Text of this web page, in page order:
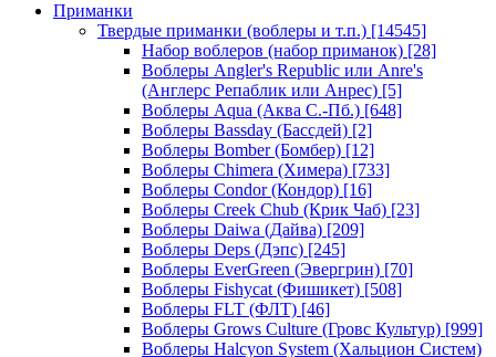
Приманки
Твердые приманки (воблеры и т.п.) [14545]
Набор воблеров (набор приманок) [28]
Воблеры Angler's Republic или Anre's
(Англерс Репаблик или Анрес) [5]
Воблеры Aqua (Аква С.-Пб.) [648]
Воблеры Bassday (Бассдей) [2]
Воблеры Bomber (Бомбер) [12]
Воблеры Chimera (Химера) [733]
Воблеры Condor (Кондор) [16]
Воблеры Creek Chub (Крик Чаб) [23]
Воблеры Daiwa (Дайва) [209]
Воблеры Deps (Дэпс) [245]
Воблеры EverGreen (Эвергрин) [70]
Воблеры Fishycat (Фишикет) [508]
Воблеры FLT (ФЛТ) [46]
Воблеры Grows Culture (Гровс Культур) [999]
Воблеры Halcyon System (Хальцион Систем)